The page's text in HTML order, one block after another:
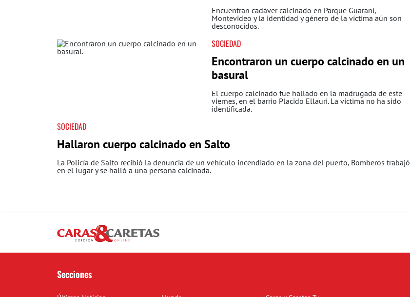
Encuentran cadáver calcinado en Parque Guaraní,
Montevideo y la identidad y género de la víctima aún son
desconocidos.
SOCIEDAD
Encontraron un cuerpo calcinado en un
basural
El cuerpo calcinado fue hallado en la madrugada de este
viernes, en el barrio Placido Ellauri. La víctima no ha sido
identificada.
SOCIEDAD
Hallaron cuerpo calcinado en Salto
La Policía de Salto recibió la denuncia de un vehículo incendiado en la zona del puerto, Bomberos trabajó
en el lugar y se halló a una persona calcinada.
Secciones